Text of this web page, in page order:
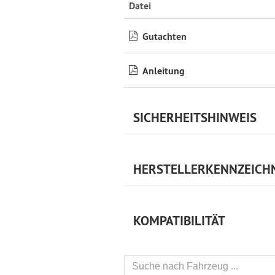
Datei
Gutachten
Anleitung
SICHERHEITSHINWEIS
KOMPATIBILITÄT